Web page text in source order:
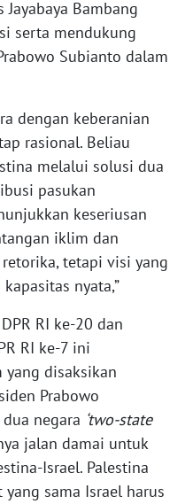
Bambang
serta mendukung
Subianto dalam
dengan keberanian
rasional. Beliau
melalui solusi dua
pasukan
keseriusan
iklim dan
tetapi visi yang
nyata,”
RI ke-20 dan
RI ke-7 ini
yang disaksikan
Prabowo
negara ‘two-state
jalan damai untuk
Israel. Palestina
sama Israel harus